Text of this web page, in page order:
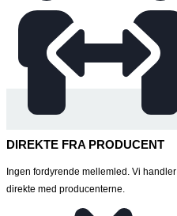
DIREKTE FRA PRODUCENT
Ingen fordyrende mellemled. Vi handler
direkte med producenterne.